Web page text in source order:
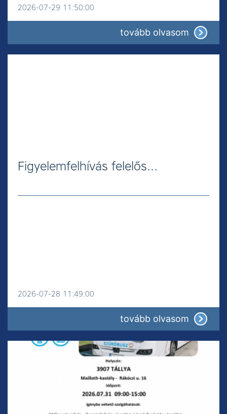
2026-07-29 11:50:00
tovább olvasom :
Figyelemfelhívás felelős…
2026-07-28 11:49:00
tovább olvasom :